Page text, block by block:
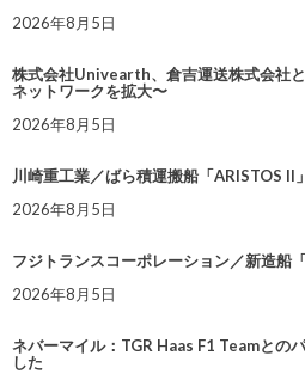
2026年8月5日
株式会社Univearth、倉吉運送株式会社
ネットワークを拡大〜
2026年8月5日
川崎重工業／ばら積運搬船「ARISTOS II
2026年8月5日
フジトランスコーポレーション／新造船
2026年8月5日
ネバーマイル：TGR Haas F1 Teamとの
した